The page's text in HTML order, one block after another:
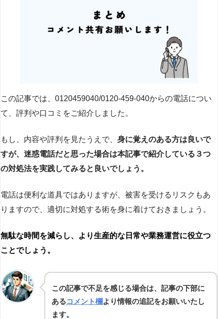
この記事では、0120459040/0120-459-040からの電話につい
て、評判や口コミをご紹介しました。
もし、内容や評判を見たうえで、 身に覚えのある方は良いで
すが、迷惑電話だと思った場合は本記事で紹介している３つ
の対処法を実践してみると良いでしょう。
電話は便利な道具ではありますが、被害を受けるリスクもあ
りますので、適切に対処する術を身に着けておきましょう。
無駄な時間を減らし、より生産的な日常や業務運営に役立つ
ことでしょう。
この記事で不足を感じる場合は、記事の下部に
あるコメント欄より情報の追記をお願いいたし
ます。